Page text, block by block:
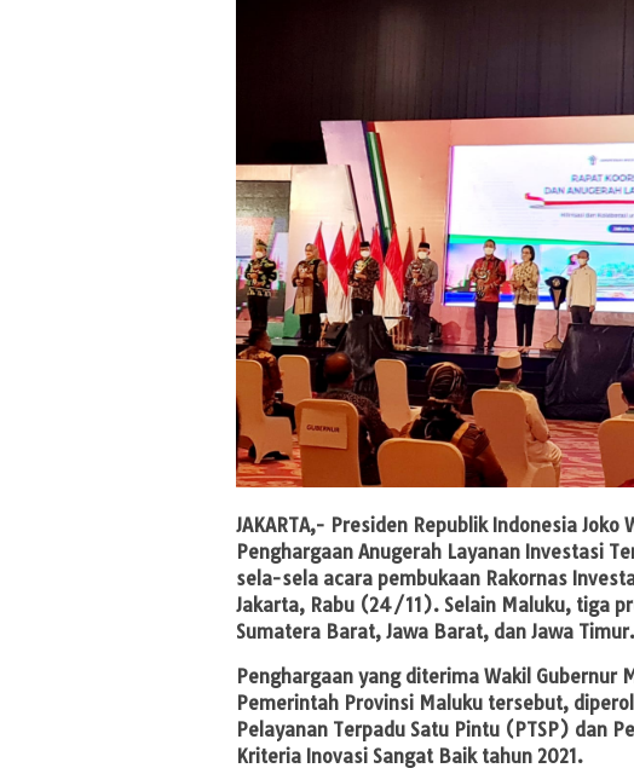
JAKARTA,- Presiden Republik Indonesia Joko
Penghargaan Anugerah Layanan Investasi
sela-sela acara pembukaan Rakornas
Jakarta, Rabu (24/11). Selain Maluku, tiga
Sumatera Barat, Jawa Barat, dan Jawa Timur.
Penghargaan yang diterima Wakil Gubernur
Pemerintah Provinsi Maluku tersebut,
Pelayanan Terpadu Satu Pintu (PTSP) dan
Kriteria Inovasi Sangat Baik tahun 2021.